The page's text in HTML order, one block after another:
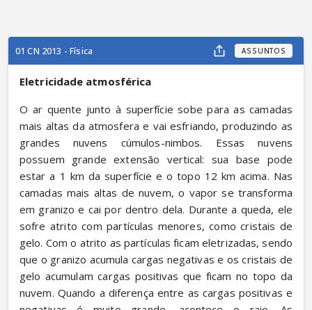
01 CN 2013 - Física ASSUNTOS
Eletricidade atmosférica
O ar quente junto à superfície sobe para as camadas
mais altas da atmosfera e vai esfriando, produzindo as
grandes nuvens cúmulos-nimbos. Essas nuvens
possuem grande extensão vertical: sua base pode
estar a 1 km da superfície e o topo 12 km acima. Nas
camadas mais altas de nuvem, o vapor se transforma
em granizo e cai por dentro dela. Durante a queda, ele
sofre atrito com partículas menores, como cristais de
gelo. Com o atrito as partículas ficam eletrizadas, sendo
que o granizo acumula cargas negativas e os cristais de
gelo acumulam cargas positivas que ficam no topo da
nuvem. Quando a diferença entre as cargas positivas e